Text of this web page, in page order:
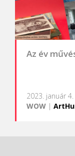
Az év
2023. január 4.
WOW |